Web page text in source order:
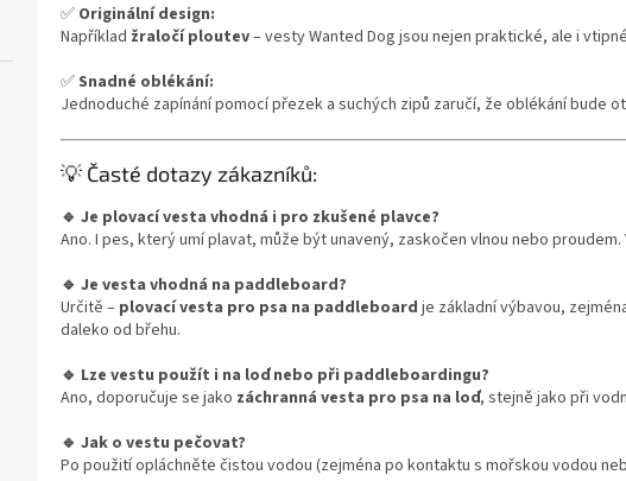
✅ Originální design:
Například žraločí ploutev– vesty Wanted Dog jsou nejen praktické, ale i
✅Snadné oblékání:
Jednoduché zapínání pomocí přezek a suchých zipů zaručí, že oblékání bude
💡 Časté dotazy zákazníků:
🔹 Je plovací vesta vhodná i pro zkušené plavce?
Ano. I pes, který umí plavat, může být unavený, zaskočen vlnou nebo
🔹 Je vesta vhodná na paddleboard?
Určitě – plovací vesta pro psa na paddleboard je základní výbavou,
daleko od břehu.
🔹 Lze vestu použít i na loď nebo při paddleboardingu?
Ano, doporučuje se jako záchranná vesta pro psa na loď, stejně jako při
🔹 Jak o vestu pečovat?
Po použití opláchněte čistou vodou (zejména po kontaktu s mořskou vodou